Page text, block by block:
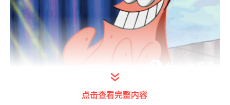
点击查看完整内容